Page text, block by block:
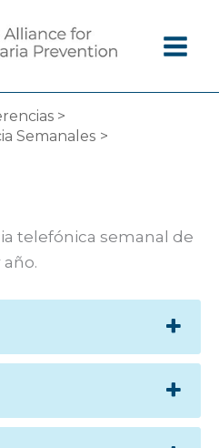
Semanales
telefónica semanal de